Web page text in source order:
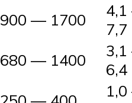
900 — 1700
4,1
7,7
680 — 1400
3,1
6,4
1,0